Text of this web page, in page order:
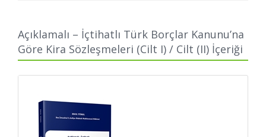
içindir ki, bu özel Kanuna tâbi kira sözleşmelerinin
Tasarının bütününde olduğu gibi, Yargıtay kararları veAvrupa
Açıklamalı – İçtihatlı Türk Borçlar Kanunu’na
Göre Kira Sözleşmeleri (Cilt I) / Cilt (II) İçeriği